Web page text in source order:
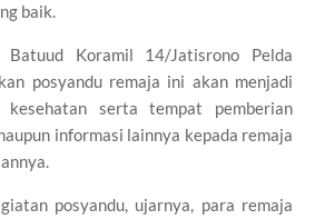
baik.
Koramil 14/Jatisrono Pelda
posyandu remaja ini akan menjadi
kesehatan serta tempat pemberian
informasi lainnya kepada remaja
posyandu, ujarnya, para remaja